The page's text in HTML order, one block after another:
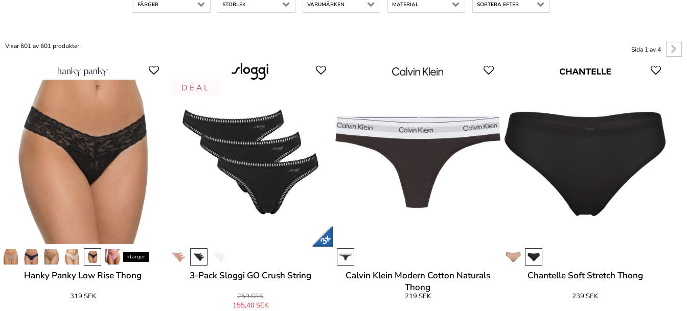
FÄRGER STORLEK VARUMÄRKEN MATERIAL SORTERA EFTER
Sida 1 av 4
Visar 601 av 601 produkter
+färger
Hanky Panky Low Rise Thong
319 SEK
D E A L
3-Pack Sloggi GO Crush String
259 SEK
155,40 SEK
Calvin Klein Modern Cotton Naturals
Thong
219 SEK
Chantelle Soft Stretch Thong
239 SEK